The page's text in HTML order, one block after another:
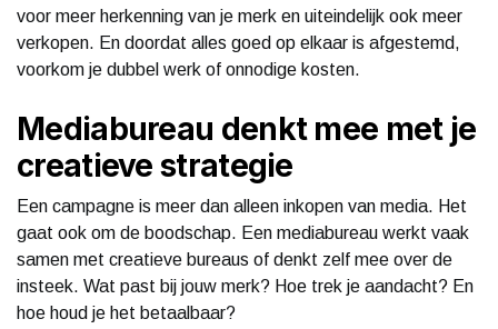
voor meer herkenning van je merk en uiteindelijk ook meer
verkopen. En doordat alles goed op elkaar is afgestemd,
voorkom je dubbel werk of onnodige kosten.
Mediabureau denkt mee met je
creatieve strategie
Een campagne is meer dan alleen inkopen van media. Het
gaat ook om de boodschap. Een mediabureau werkt vaak
samen met creatieve bureaus of denkt zelf mee over de
insteek. Wat past bij jouw merk? Hoe trek je aandacht? En
hoe houd je het betaalbaar?